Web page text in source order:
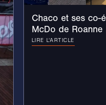
Chaco et ses co-
McDo de Roanne
LIRE L'ARTICLE